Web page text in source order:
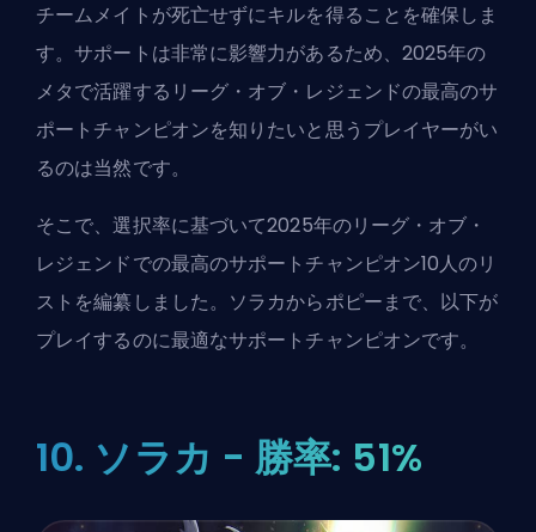
チームメイトが死亡せずにキルを得ることを確保しま
す。サポートは非常に影響力があるため、2025年の
メタで活躍するリーグ・オブ・レジェンドの最高のサ
ポートチャンピオンを知りたいと思うプレイヤーがい
るのは当然です。
そこで、選択率に基づいて2025年のリーグ・オブ・
レジェンドでの最高のサポートチャンピオン10人のリ
ストを編纂しました。ソラカからポピーまで、以下が
プレイするのに最適なサポートチャンピオンです。
10. ソラカ - 勝率: 51%